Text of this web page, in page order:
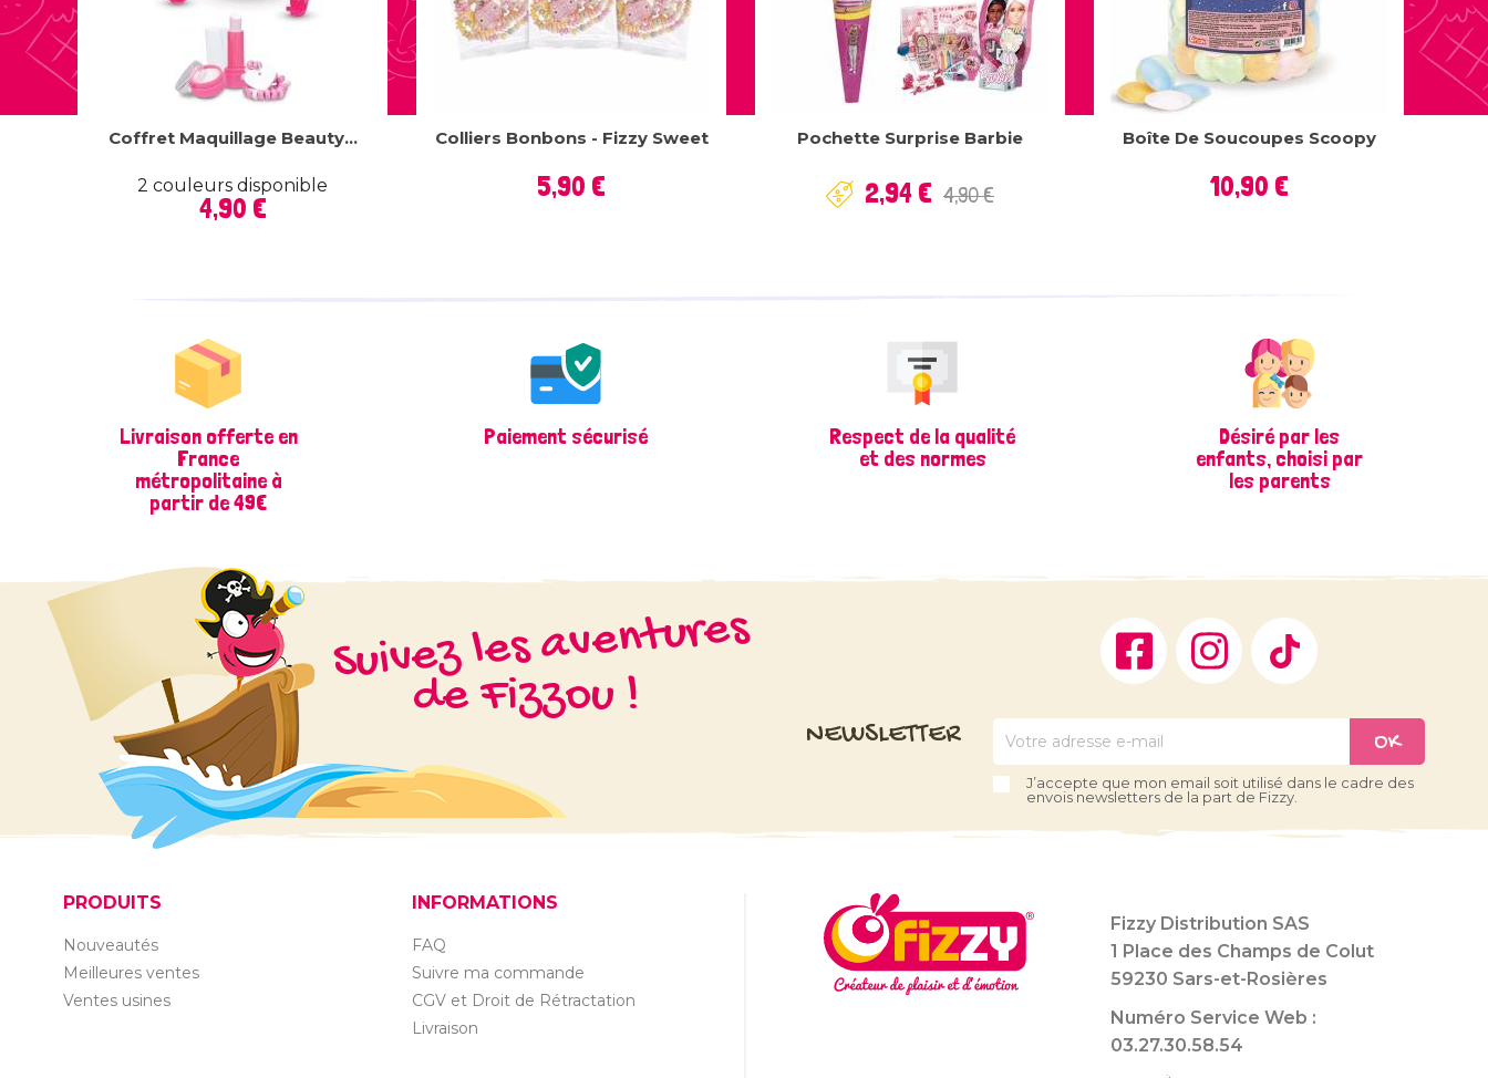
Coffret Maquillage Beauty...
2 couleurs disponible
Prix
4,90 €
Colliers Bonbons - Fizzy Sweet
Prix
5,90 €
Pochette Surprise Barbie
Prix
de 4,90 €
Prix
2,94 €
Boîte De Soucoupes Scoopy
Prix
10,90 €
Livraison offerte en
France
métropolitaine à
partir de 49€
Paiement sécurisé
Respect de la qualité
et des normes
Désiré par les
enfants, choisi par
les parents
Facebook Instagram
Suivez les aventures
de Fizzou !
NEWSLETTER
J’accepte que mon email soit utilisé dans le cadre des
envois newsletters de la part de Fizzy.
PRODUITS
Nouveautés
Meilleures ventes
Ventes usines
INFORMATIONS
FAQ
Suivre ma commande
CGV et Droit de Rétractation
Livraison
Fizzy Distribution SAS
1 Place des Champs de Colut
59230 Sars-et-Rosières
Numéro Service Web :
03.27.30.58.54